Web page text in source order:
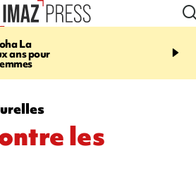
La
ans pour
10:46
décède en juillet, 18
les